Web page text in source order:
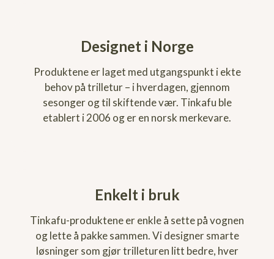
Designet i Norge
Produktene er laget med utgangspunkt i ekte
behov på trilletur – i hverdagen, gjennom
sesonger og til skiftende vær. Tinkafu ble
etablert i 2006 og er en norsk merkevare.
Enkelt i bruk
Tinkafu-produktene er enkle å sette på vognen
og lette å pakke sammen. Vi designer smarte
løsninger som gjør trilleturen litt bedre, hver